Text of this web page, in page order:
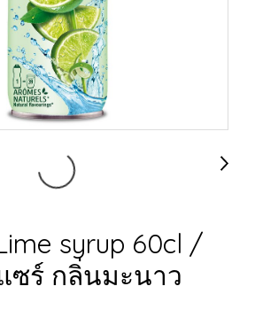
syrup 60cl /
ซร์ กลิ่นมะนาว